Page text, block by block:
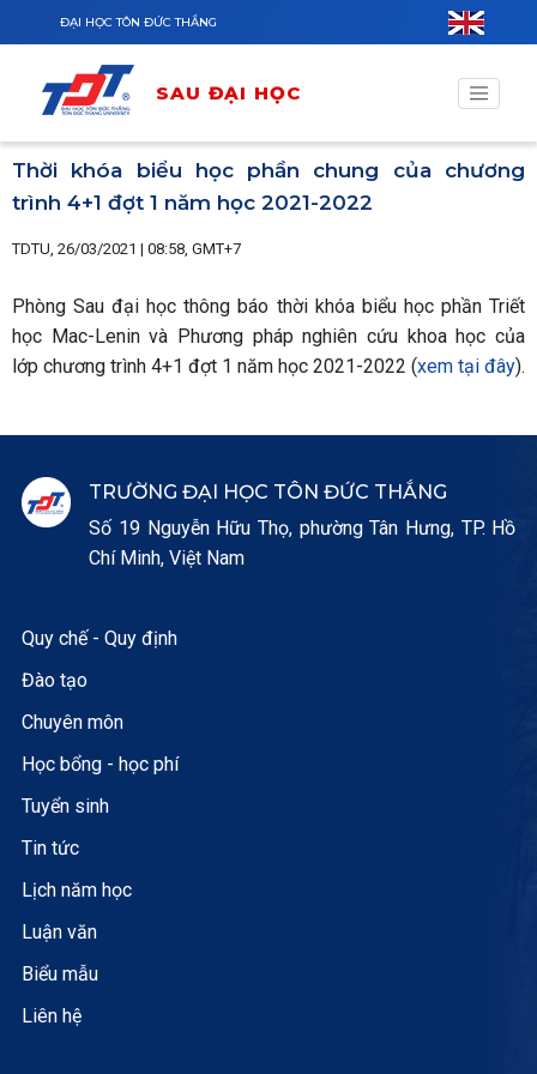
Nhảy đến nội dung
ĐẠI HỌC TÔN ĐỨC THẮNG
SAU ĐẠI HỌC
Thời khóa biểu học phần chung của chương
trình 4+1 đợt 1 năm học 2021-2022
TDTU, 26/03/2021 | 08:58, GMT+7
Phòng Sau đại học thông báo thời khóa biểu học phần Triết
học Mac-Lenin và Phương pháp nghiên cứu khoa học của
lớp chương trình 4+1 đợt 1 năm học 2021-2022 (xem tại đây).
TRƯỜNG ĐẠI HỌC TÔN ĐỨC THẮNG
Số 19 Nguyễn Hữu Thọ, phường Tân Hưng, TP. Hồ
Chí Minh, Việt Nam
Quy chế - Quy định
Đào tạo
Chuyên môn
Học bổng - học phí
Tuyển sinh
Tin tức
Lịch năm học
Luận văn
Biểu mẫu
Liên hệ